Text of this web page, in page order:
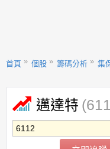
首頁 個股 籌碼分析 集
邁達特